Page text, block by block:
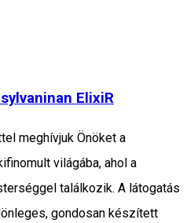
ElixiR
meghívjuk Önöket a
világába, ahol a
találkozik. A látogatás
gondosan készített